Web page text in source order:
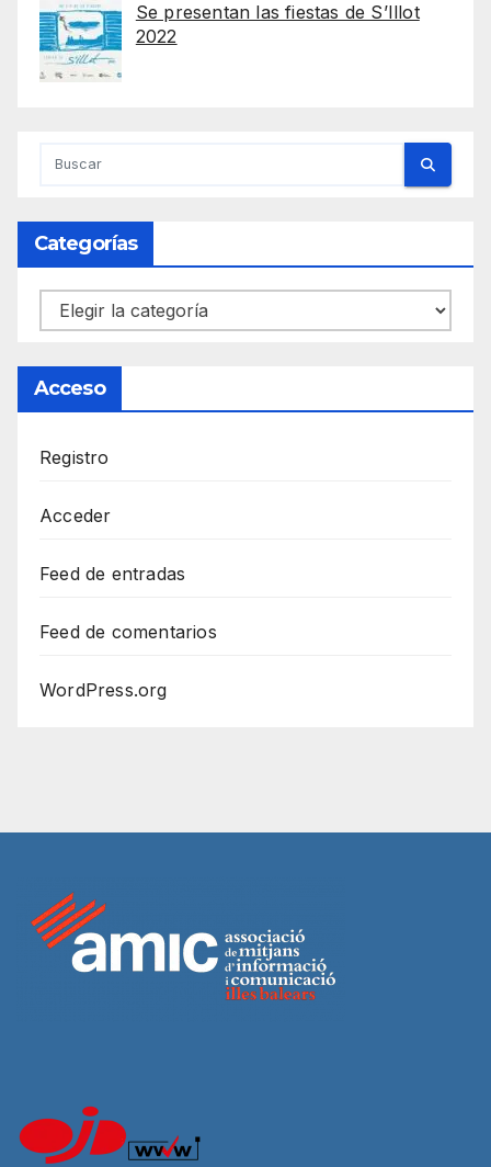
Se presentan las fiestas de S’Illot
2022
Categorías
Categorías
Acceso
Registro
Acceder
Feed de entradas
Feed de comentarios
WordPress.org